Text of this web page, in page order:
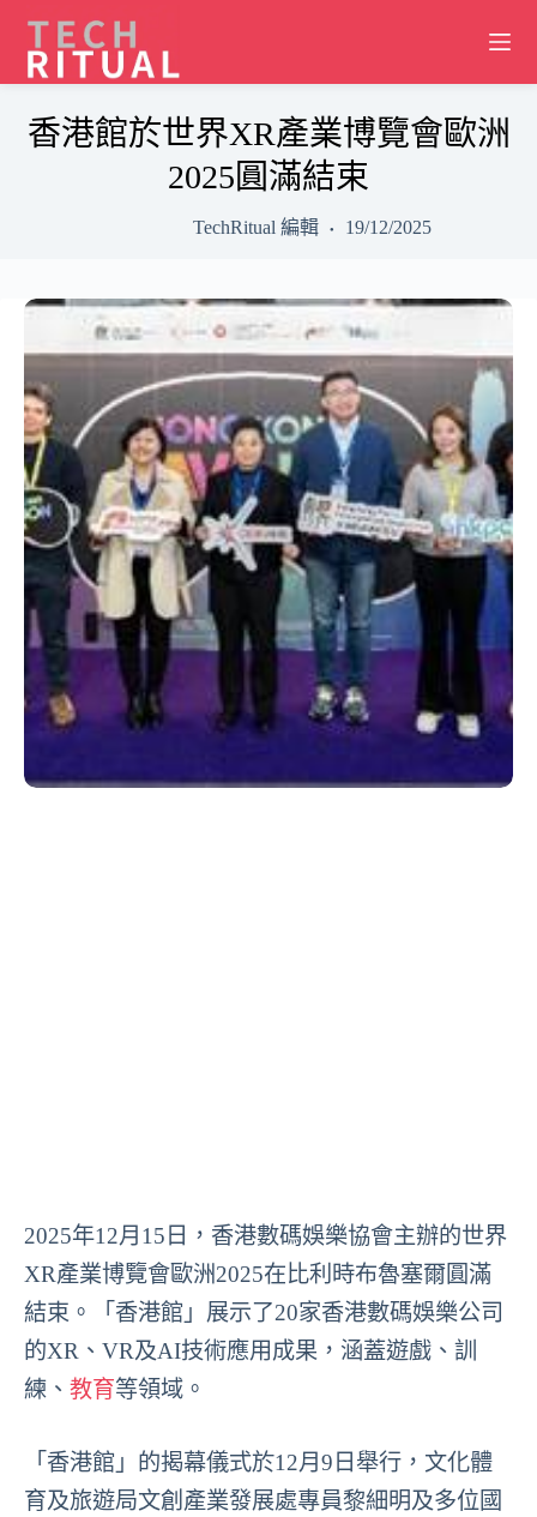
content
香港館於世界XR產業博覽會歐洲
2025圓滿結束
TechRitual 編輯 19/12/2025
2025年12月15日，香港數碼娛樂協會主辦的世界
XR產業博覽會歐洲2025在比利時布魯塞爾圓滿
結束。「香港館」展示了20家香港數碼娛樂公司
的XR、VR及AI技術應用成果，涵蓋遊戲、訓
練、 教育等領域。
「香港館」的揭幕儀式於12月9日舉行，文化體
育及旅遊局文創產業發展處專員黎細明及多位國